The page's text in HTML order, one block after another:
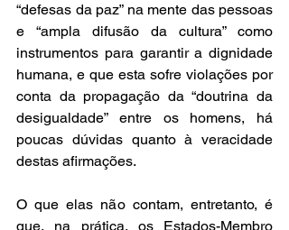
“defesas da paz” na mente das pessoas
e “ampla difusão da cultura” como
instrumentos para garantir a dignidade
humana, e que esta sofre violações por
conta da propagação da “doutrina da
desigualdade” entre os homens, há
poucas dúvidas quanto à veracidade
destas afirmações.
O que elas não contam, entretanto, é
que, na prática, os Estados-Membro